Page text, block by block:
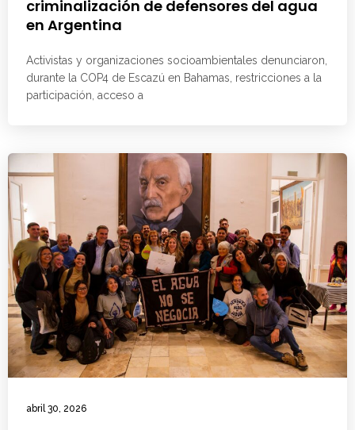
criminalización de defensores del agua
en Argentina
Activistas y organizaciones socioambientales denunciaron,
durante la COP4 de Escazú en Bahamas, restricciones a la
participación, acceso a
abril 30, 2026